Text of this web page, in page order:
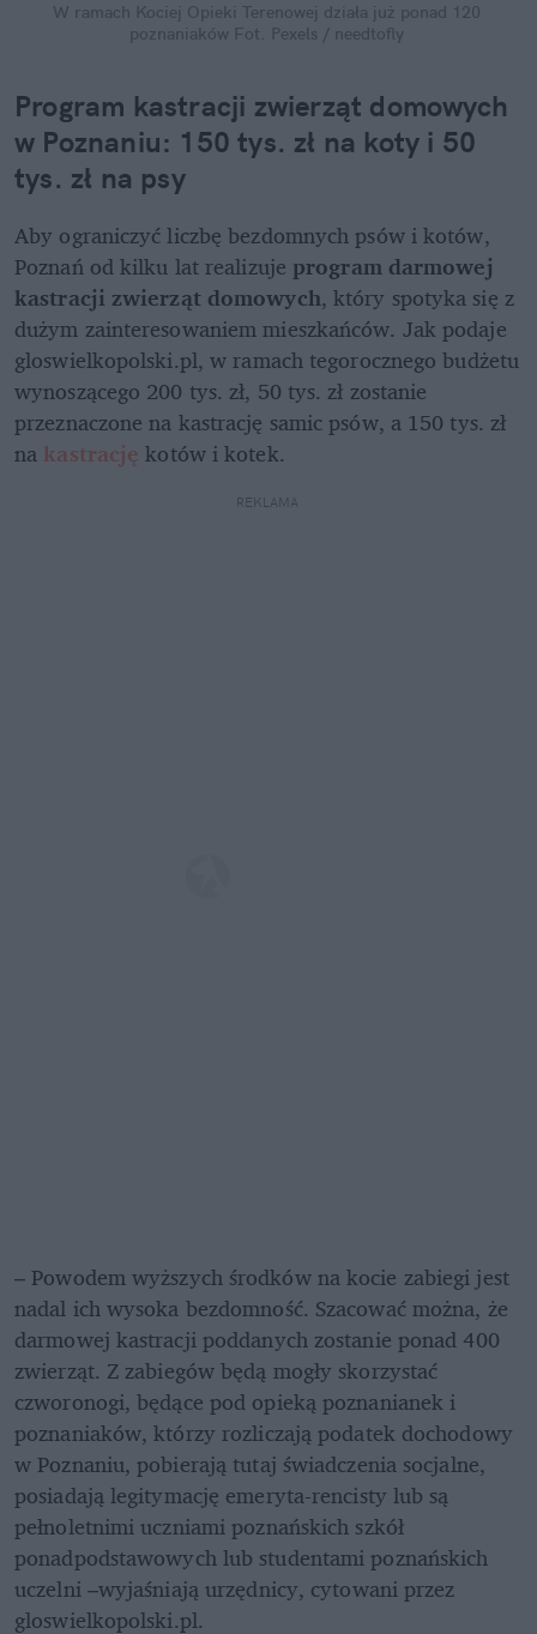
W ramach Kociej Opieki Terenowej działa już ponad 120
poznaniaków Fot. Pexels / needtofly
Program kastracji zwierząt domowych
w Poznaniu: 150 tys. zł na koty i 50
tys. zł na psy
Aby ograniczyć liczbę bezdomnych psów i kotów,
Poznań od kilku lat realizuje program darmowej
kastracji zwierząt domowych, który spotyka się z
dużym zainteresowaniem mieszkańców. Jak podaje
gloswielkopolski.pl, w ramach tegorocznego budżetu
wynoszącego 200 tys. zł, 50 tys. zł zostanie
przeznaczone na kastrację samic psów, a 150 tys. zł
na kastrację kotów i kotek.
REKLAMA
– Powodem wyższych środków na kocie zabiegi jest
nadal ich wysoka bezdomność. Szacować można, że
darmowej kastracji poddanych zostanie ponad 400
zwierząt. Z zabiegów będą mogły skorzystać
czworonogi, będące pod opieką poznanianek i
poznaniaków, którzy rozliczają podatek dochodowy
w Poznaniu, pobierają tutaj świadczenia socjalne,
posiadają legitymację emeryta-rencisty lub są
pełnoletnimi uczniami poznańskich szkół
ponadpodstawowych lub studentami poznańskich
uczelni –wyjaśniają urzędnicy, cytowani przez
gloswielkopolski.pl.